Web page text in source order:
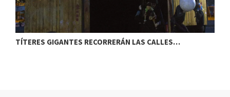
TÍTERES GIGANTES RECORRERÁN LAS CALLES…